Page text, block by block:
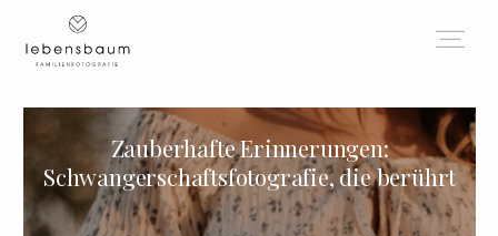
Zauberhafte Erinnerungen:
Schwangerschaftsfotografie, die berührt